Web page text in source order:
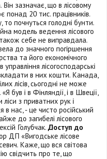
зазначає, що в лісовому
понад 20 тис. працівників.
почнуться голодні бунти.
модель ведення лісового
себе не виправдала.
до значного погіршення
та його економічного
лісогосподарські
в них кошти. Канада,
лісів, сьогодні не може
був і в Фінляндії, і в Швеції,
з приватних рук і
нас, - це чисто російський
до загибелі лісового
Голубчак. Доступ до
ДП «Вигодське лісове
Каже, що вся світова
свідчить про те, що